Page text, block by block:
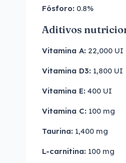
Fósforo: 0.8%
Aditivos
Vitamina A: 22,000 UI
Vitamina D3: 1,800 UI
Vitamina E: 400 UI
Vitamina C: 100 mg
Taurina: 1,400 mg
L-carnitina: 100 mg